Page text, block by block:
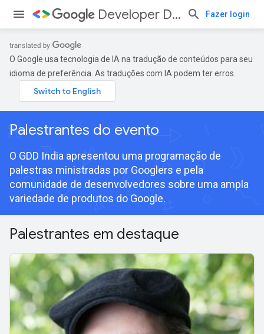
Developer Days Fazer login
O Google usa tecnologia de IA na tradução de conteúdos para seu
idioma de preferência. As traduções com IA podem ter erros.
Palestrantes do evento
O GDD India apresentou uma programação de
palestras ministradas por Googlers e pela
comunidade de desenvolvedores sobre uma ampla
variedade de produtos do Google.
Palestrantes em destaque